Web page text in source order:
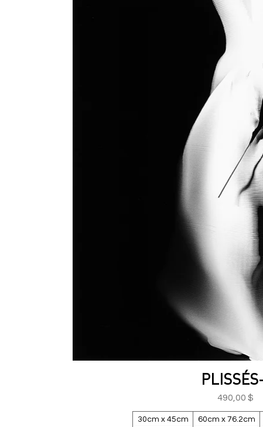
Aperçu rapide
Prix
490,00 $
30cm x 45cm 60cm x 76.2cm